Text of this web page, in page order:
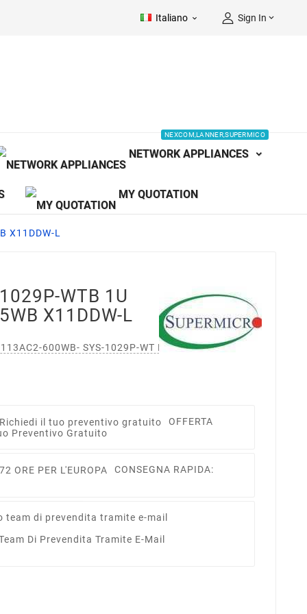
Italiano  Sign In 
NETWORK APPLIANCES
NEXCOM,LANNER,SUPERMICO
MY QUOTATION
X11DDW-L
WTB 1U
X11DDW-L
600WB- SYS-1029P-WT Black
OFFERTA
Preventivo Gratuito
CONSEGNA RAPIDA:
Di Prevendita Tramite E-Mail